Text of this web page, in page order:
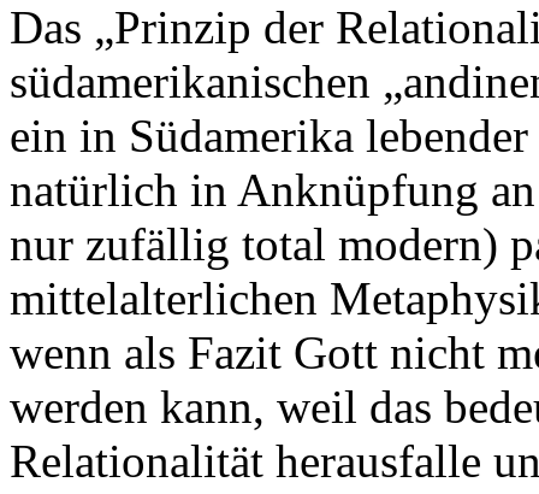
Das „Prinzip der
südamerikanischen
ein in Südamerika
natürlich in Anknüpfung
nur zufällig total modern)
mittelalterlichen
wenn als Fazit Gott nicht
werden kann, weil das
Relationalität herausfalle